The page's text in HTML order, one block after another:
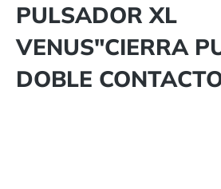
PULSADOR XL
VENUS"CIERRA
DOBLE